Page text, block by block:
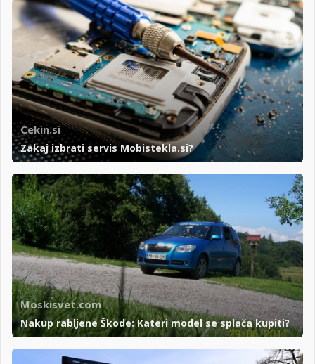
Cekin.si
Zakaj izbrati servis Mobistekla.si?
Moskisvet.com
Nakup rabljene Škode: Kateri model se splača kupiti?